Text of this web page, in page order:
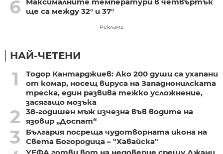
6
Максималните температури в четвъртък
ще са между 32° и 37°
Реклама
НАЙ-ЧЕТЕНИ
1
Тодор Кантарджиев: Ако 200 души са ухапани
от комар, носещ вируса на Западнонилската
треска, един развива тежко усложнение,
засягащо мозъка
2
38-годишен мъж изчезна във водите на
язовир „Доспат“
3
България посреща чудотворната икона на
Света Богородица – "Хавайска"